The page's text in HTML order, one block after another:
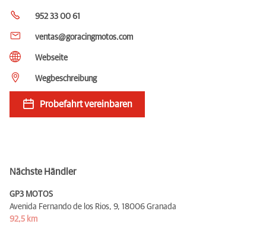
952 33 00 61
ventas@goracingmotos.com
Webseite
Wegbeschreibung
Probefahrt vereinbaren
Nächste Händler
GP3 MOTOS
Avenida Fernando de los Rios, 9, 18006 Granada
92,5 km